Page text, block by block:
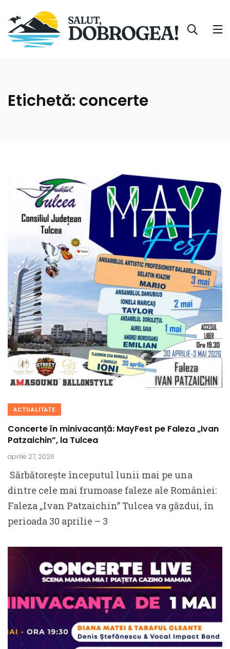
Etichetă: concerte
ACTUALITATE
Concerte în minivacanță: MayFest pe Faleza „Ivan
Patzaichin”, la Tulcea
aprilie 27, 2026
Sărbătorește începutul lunii mai pe una
dintre cele mai frumoase faleze ale României:
Faleza „Ivan Patzaichin” Tulcea va găzdui, în
perioada 30 aprilie – 3